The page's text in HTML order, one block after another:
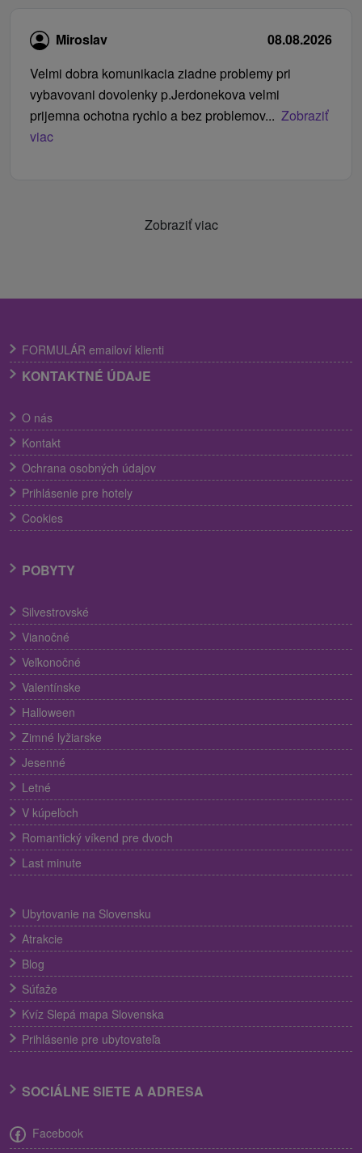
Miroslav
08.08.2026
Velmi dobra komunikacia ziadne problemy pri
vybavovani dovolenky p.Jerdonekova velmi
prijemna ochotna rychlo a bez problemov... Zobraziť
viac
Zobraziť viac
FORMULÁR emailoví klienti
KONTAKTNÉ ÚDAJE
O nás
Kontakt
Ochrana osobných údajov
Prihlásenie pre hotely
Cookies
POBYTY
Silvestrovské
Vianočné
Veľkonočné
Valentínske
Halloween
Zimné lyžiarske
Jesenné
Letné
V kúpeľoch
Romantický víkend pre dvoch
Last minute
Ubytovanie na Slovensku
Atrakcie
Blog
Súťaže
Kvíz Slepá mapa Slovenska
Prihlásenie pre ubytovateľa
SOCIÁLNE SIETE A ADRESA
Facebook